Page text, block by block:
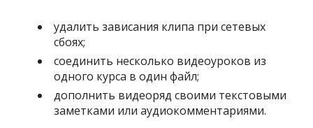
удалить зависания клипа при сетевых
сбоях;
соединить несколько видеоуроков из
одного курса в один файл;
дополнить видеоряд своими текстовыми
заметками или аудиокомментариями.